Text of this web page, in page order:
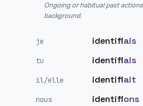
Ongoing or habitual past
background.
je identifiais
tu identifiais
il/elle identifiait
nous identifions